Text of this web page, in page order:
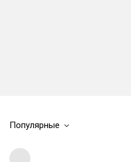
Популярные